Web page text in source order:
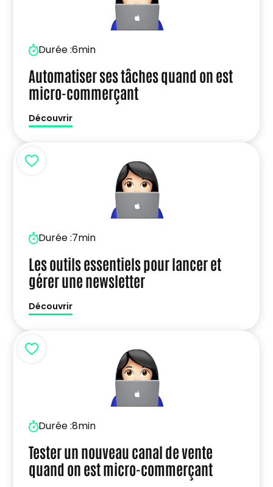
Durée :6min
Automatiser ses tâches quand on est
micro-commerçant
Découvrir
Durée :7min
Les outils essentiels pour lancer et
gérer une newsletter
Découvrir
Durée :8min
Tester un nouveau canal de vente
quand on est micro-commerçant